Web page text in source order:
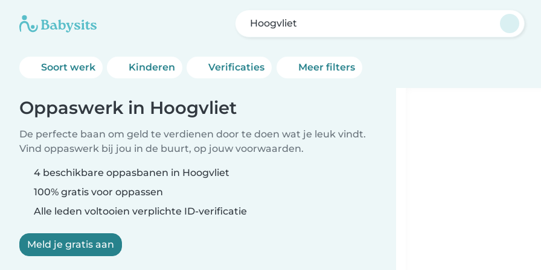
Hoogvliet
Soort werk Kinderen Verificaties Meer filters
Oppaswerk in Hoogvliet
De perfecte baan om geld te verdienen door te doen wat je leuk vindt.
Vind oppaswerk bij jou in de buurt, op jouw voorwaarden.
4 beschikbare oppasbanen in Hoogvliet
100% gratis voor oppassen
Alle leden voltooien verplichte ID-verificatie
Meld je gratis aan